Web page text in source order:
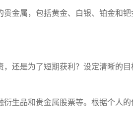
金属，包括黄金、白银、铂金和
还是为了短期获利？设定清晰的目
生品和贵金属股票等。根据个人